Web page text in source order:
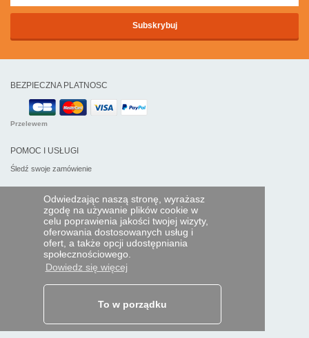
Odwiedzając naszą stronę, wyrażasz
zgodę na używanie plików cookie w
celu poprawienia jakości twojej wizyty,
oferowania dostosowanych usług i
ofert, a także opcji udostępniania
społecznościowego.
Dowiedz się więcej
To w porządku
BEZPIECZNA PLATNOSC
Przelewem
POMOC I USŁUGI
Śledź swoje zamówienie
PILOTY EXPRESS
Kim jesteśmy?
Informacje prawne
Dane osobowe
Moja strefa dla firm
ORAZ NA ŚWIECIE: